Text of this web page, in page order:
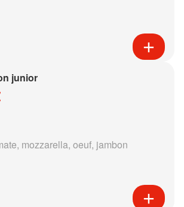
junior
mozzarella, oeuf, jambon